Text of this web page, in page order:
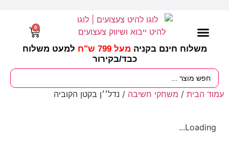
משלוח חינם בקניה מעל 799 ש"ח
למעט משלוח
כבד/בקירור
0
עמוד הבית / משחקי חשיבה / נדל׳׳ן בקטן הקוביה
Loading...